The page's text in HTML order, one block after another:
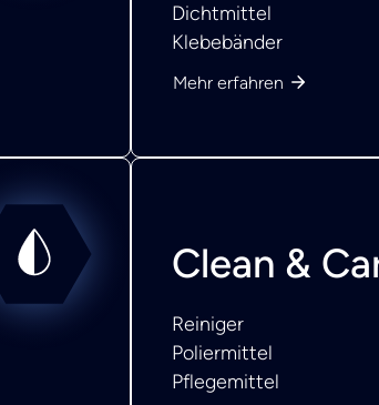
Dichtmittel
Klebebänder
Mehr erfahren
Clean &
Reiniger
Poliermittel
Pflegemittel